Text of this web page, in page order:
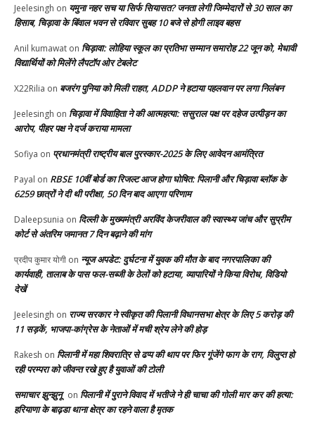
Jeelesingh on यमुना नहर सच या सिर्फ सियासत? जनता लेगी जिम्मेदारों से 30 साल का
हिसाब, चिड़ावा के बिंवाल भवन से रविवार सुबह 10 बजे से होगी लाइव बहस
Anil kumawat on चिड़ावा: लोहिया स्कूल का प्रतिभा सम्मान समारोह 22 जून को, मेधावी
विद्यार्थियों को मिलेंगे लैपटॉप ओर टेबलेट
X22Rilia on बजरंग पुनिया को मिली राहत, ADDP ने हटाया पहलवान पर लगा निलंबन
Jeelesingh on चिड़ावा में विवाहिता ने की आत्महत्या: ससुराल पक्ष पर दहेज उत्पीड़न का
आरोप, पीहर पक्ष ने दर्ज कराया मामला
Sofiya on प्रधानमंत्री राष्ट्रीय बाल पुरस्कार-2025 के लिए आवेदन आमंत्रित
Payal on RBSE 10वीं बोर्ड का रिजल्ट आज होगा घोषित: पिलानी और चिड़ावा ब्लॉक के
6259 छात्रों ने दी थी परीक्षा, 50 दिन बाद आएगा परिणाम
Daleepsunia on दिल्ली के मुख्यमंत्री अरविंद केजरीवाल की स्वास्थ्य जांच और सुप्रीम
कोर्ट से अंतरिम जमानत 7 दिन बढ़ाने की मांग
प्रदीप कुमार योगी on न्यूज अपडेट: दुर्घटना में युवक की मौत के बाद नगरपालिका की
कार्यवाही, तालाब के पास फल-सब्जी के ठेलों को हटाया, व्यापारियों ने किया विरोध, विडियो
देखें
Jeelesingh on राज्य सरकार ने स्वीकृत की पिलानी विधानसभा क्षेत्र के लिए 5 करोड़ की
11 सड़कें, भाजपा-कांग्रेस के नेताओं में मची श्रेय लेने की होड़
Rakesh on पिलानी में महा शिवरात्रि से ढप्प की थाप पर फिर गूंजेंगे फाग के राग, विलुप्त हो
रही परम्परा को जीवन्त रखे हुए है युवाओं की टोली
समाचार झुन्झुनू on पिलानी में पुराने विवाद में भतीजे ने ही चाचा की गोली मार कर की हत्या:
हरियाणा के बाढ़डा थाना क्षेत्र का रहने वाला है मृतक